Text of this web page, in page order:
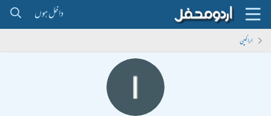
داخل ہوں
اراکین